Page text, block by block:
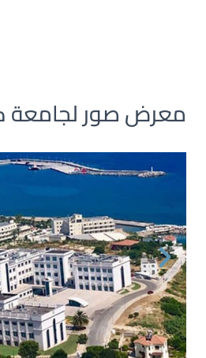
معرض صور لجامعة